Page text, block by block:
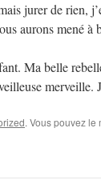
jurer de rien,
aurons mené à
Ma belle
merveille.
. Vous pouvez le